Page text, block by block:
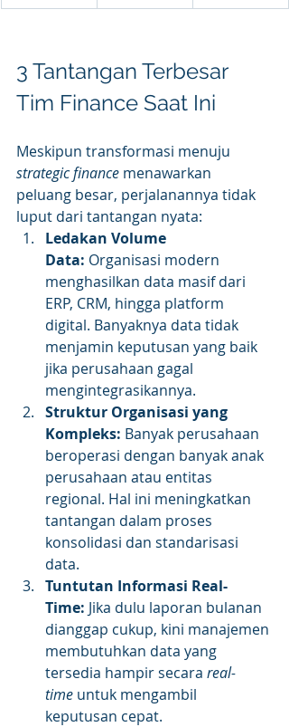
3 Tantangan Terbesar
Tim Finance Saat Ini
Meskipun transformasi menuju
strategic finance menawarkan
peluang besar, perjalanannya tidak
luput dari tantangan nyata:
Ledakan Volume
Data: Organisasi modern
menghasilkan data masif dari
ERP, CRM, hingga platform
digital. Banyaknya data tidak
menjamin keputusan yang baik
jika perusahaan gagal
mengintegrasikannya.
Struktur Organisasi yang
Kompleks: Banyak perusahaan
beroperasi dengan banyak anak
perusahaan atau entitas
regional. Hal ini meningkatkan
tantangan dalam proses
konsolidasi dan standarisasi
data.
Tuntutan Informasi Real-
Time: Jika dulu laporan bulanan
dianggap cukup, kini manajemen
membutuhkan data yang
tersedia hampir secara real-
time untuk mengambil
keputusan cepat.